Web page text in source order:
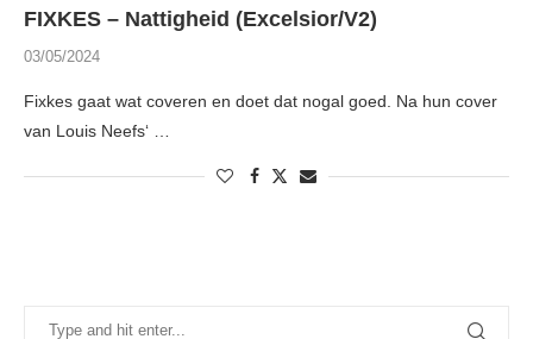
FIXKES – Nattigheid (Excelsior/V2)
03/05/2024
Fixkes gaat wat coveren en doet dat nogal goed. Na hun cover
van Louis Neefs‘ …